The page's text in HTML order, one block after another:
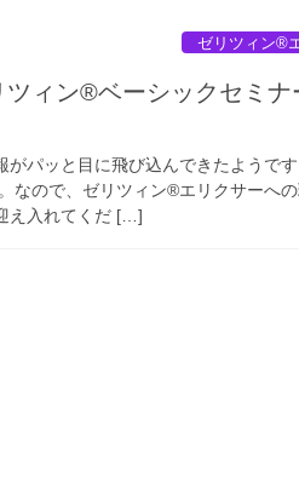
ゼリツィン®︎
ィン®︎ベーシックセミナ
パッと目に飛び込んできたようで
なので、ゼリツィン®︎エリクサーへ
え入れてくだ […]